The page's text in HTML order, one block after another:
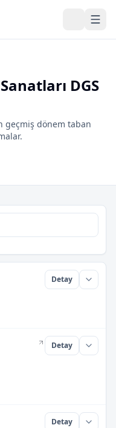
DGS
geçmiş dönem taban
Detay
Detay
Detay